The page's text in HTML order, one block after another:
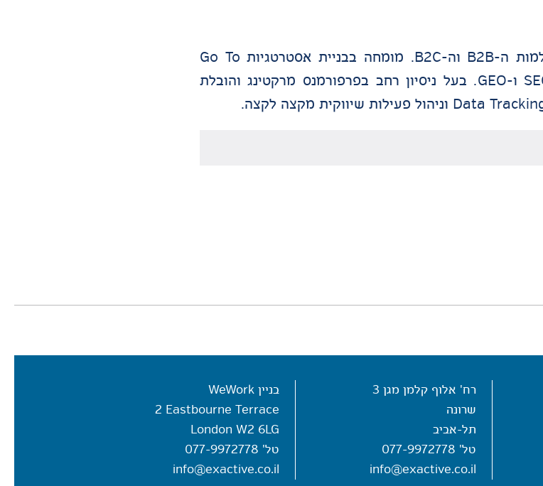
מומחה לאסטרטגיה שיווקית ממוקדת צמיחה עם ניסיון מעשי בעולמות ה-B2B וה-B2C. מומחה בבניית אסטרטגיות Go To
Market, חקר שוק, חדירה לשווקים חדשים, אוטומציה שיווקית, SEO ו-GEO. בעל ניסיון רחב בפרפורמנס מרקטינג והובלת
רח' אלוף קלמן מגן 3
שרונה
תל-אביב
טל' 077-9972778
info@exactive.co.il
בניין WeWork
2 Eastbourne Terrace
London W2 6LG
טל' 077-9972778
info@exactive.co.il